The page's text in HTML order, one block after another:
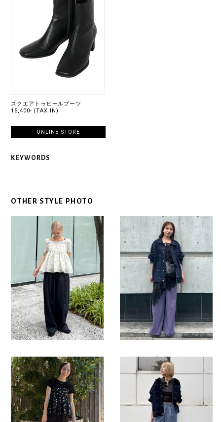
スクエアトゥヒールブーツ
15,400- (TAX IN)
ONLINE STORE
KEYWORDS
OTHER STYLE PHOTO